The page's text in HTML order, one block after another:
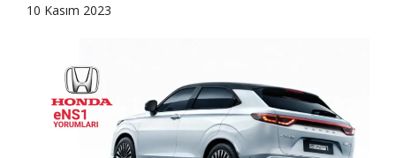
10 Kasım 2023